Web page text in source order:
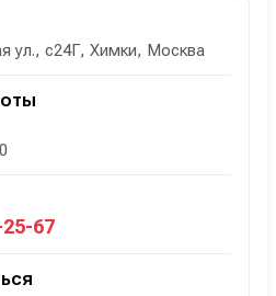
ул., с24Г, Химки, Москва
67